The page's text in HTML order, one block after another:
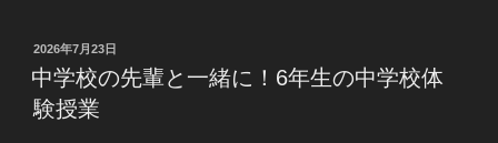
投
稿
日:
2026年7月23日
中学校の先輩と一緒に！6年生の中学校体
験授業